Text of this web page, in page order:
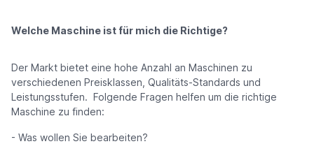
Welche Maschine ist für mich die Richtige?
Der Markt bietet eine hohe Anzahl an Maschinen zu
verschiedenen Preisklassen, Qualitäts-Standards und
Leistungsstufen. Folgende Fragen helfen um die richtige
Maschine zu finden:
- Was wollen Sie bearbeiten?